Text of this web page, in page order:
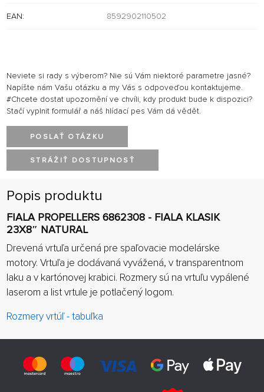
EAN: 8592902110502
Neviete si rady s výberom? Nie sú Vám niektoré parametre jasné?
Napíšte nám Vašu otázku a my Vás s odpoveďou kontaktujeme.
#Chcete dostat upozornění ve chvíli, kdy produkt bude k dispozici?
Stačí vyplnit formulář a náš hlídací pes Vám dá vědět.
POSLAŤ OTÁZKU
STRÁŽIŤ DOSTUPNOSŤ
Popis produktu
FIALA PROPELLERS 6862308 - FIALA KLASIK
23X8″ NATURAL
Drevená vrtuľa určená pre spaľovacie modelárske
motory. Vrtuľa je dodávaná vyvážená, v transparentnom
laku a v kartónovej krabici. Rozmery sú na vrtuľu vypálené
laserom a list vrtule je potlačený logom.
Rozmery vrtúľ - tabuľka